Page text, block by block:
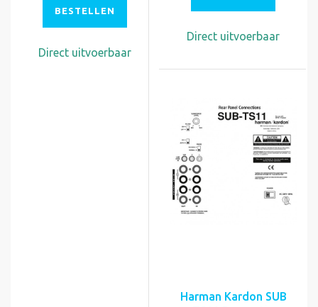
BESTELLEN
Direct uitvoerbaar
Direct uitvoerbaar
Harman Kardon SUB